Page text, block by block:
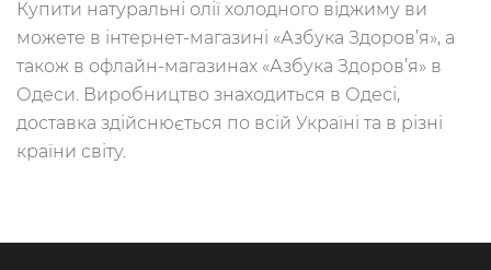
Купити натуральні олії холодного віджиму ви
можете в інтернет-магазині «Азбука Здоров’я», а
також в офлайн-магазинах «Азбука Здоров’я» в
Одеси. Виробництво знаходиться в Одесі,
доставка здійснюється по всій Україні та в різні
країни світу.